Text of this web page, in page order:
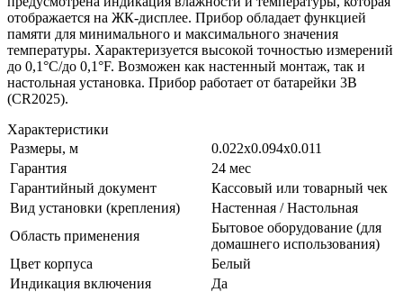
отображается на ЖК-дисплее. Прибор обладает функцией
памяти для минимального и максимального значения
температуры. Характеризуется высокой точностью измерений
до 0,1°C/до 0,1°F. Возможен как настенный монтаж, так и
настольная установка. Прибор работает от батарейки 3В
(CR2025).
Характеристики
Размеры, м
0.022x0.094x0.011
Гарантия
24 мес
Гарантийный документ
Кассовый или товарный чек
Вид установки (крепления)
Настенная / Настольная
Область применения
Бытовое оборудование (для
домашнего использования)
Цвет корпуса
Белый
Индикация включения
Да